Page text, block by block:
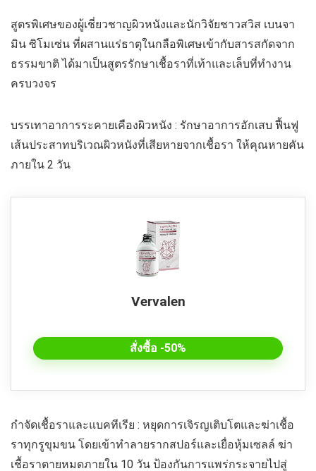
สูตรพิเศษของผู้เชี่ยวชาญผิวหนังและนักวิจัยชาวสวิส เบนจา
มิน ซิโมเซ่น ที่ผสานแร่ธาตุในกลือพิเศษเข้ากับสารสกัดจาก
ธรรมขาติ ได้มาเป็นสูตรรักษาเชื้อราที่เท้าและเล็บที่ทำงาน
ครบวงจร
บรรเทาอาการระคายเคืองผิวหนัง : รักษาอาการอักเสบ ฟื้นฟู
เส้นประสาทบริเวณผิวหนังที่เสียหายจากเชื้อรา ให้คุณหายคัน
ภายใน 2 วัน
Vervalen
สั่งซื้อ -50%
กำจัดเชื้อราและแบคทีเรีย : หยุดการเจิรญเติบโตและฆ่าเชื้อ
ราทุกรูขุมขน โดยเข้าทำลายรากสปอร์และเยื่อหุ้มเซลล์ ฆ่า
เชื้อราตายหมดภายใน 10 วัน ป้องกันการแพร่กระจายไปสู่